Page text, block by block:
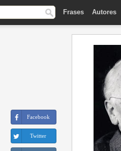
Frases Autores
Facebook
Twitter